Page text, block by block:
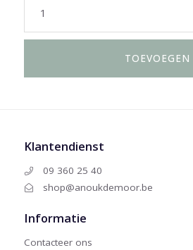
Klantendienst
09 360 25 40
shop@anoukdemoor.be
Informatie
Contacteer ons